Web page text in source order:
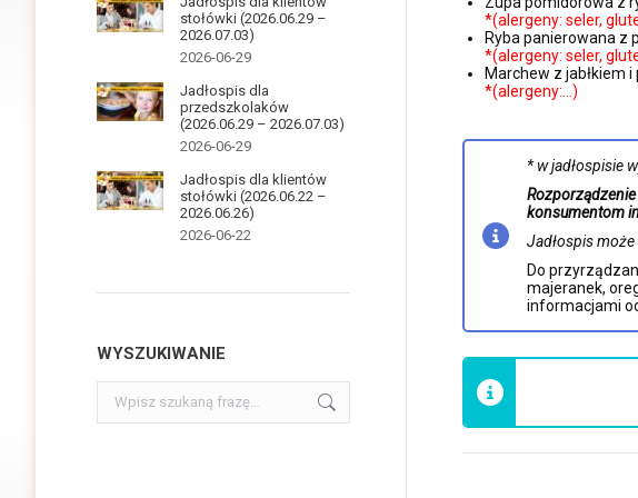
*(alergeny: seler,
Ryba panierowana z
*(alergeny: seler,
Marchew z jabłkiem i
*(alergeny:…)
* w jadłospisie
konsumentom
Jadłospis może
Do
majeranek,
informacjami
stołówki (2026.06.29 –
2026.07.03)
2026-06-29
Jadłospis dla
przedszkolaków
(2026.06.29 – 2026.07.03)
2026-06-29
Jadłospis dla klientów
stołówki (2026.06.22 –
2026.06.26)
2026-06-22
WYSZUKIWANIE
Szukaj: